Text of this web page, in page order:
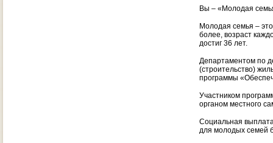
Вы – «Молодая
Молодая семья –
более, возраст
достиг 36 лет.
Департаментом по
(строительство)
программы
Участником
органом местного
Социальная
для молодых семей